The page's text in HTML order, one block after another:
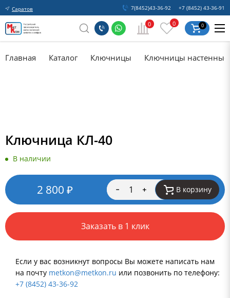
Саратов 7(8452)43-36-92 +7 (8452) 43-36-91
0 0 0
Главная Каталог Ключницы Ключницы настенные
Ключница КЛ-40
В наличии
2 800 ₽ В корзину
Заказать в 1 клик
Если у вас возникнут вопросы Вы можете написать нам
на почту metkon@metkon.ru или позвонить по телефону:
+7 (8452) 43-36-92